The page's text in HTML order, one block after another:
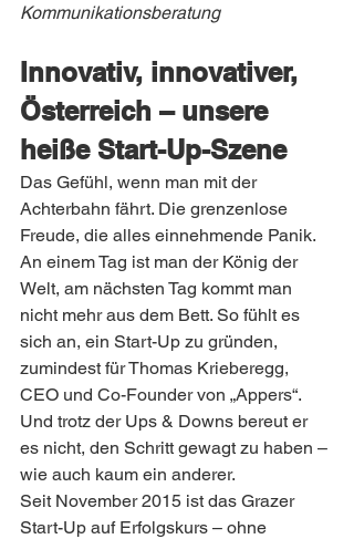
Kommunikationsberatung
Innovativ, innovativer,
Österreich – unsere
heiße Start-Up-Szene
Das Gefühl, wenn man mit der
Achterbahn fährt. Die grenzenlose
Freude, die alles einnehmende Panik.
An einem Tag ist man der König der
Welt, am nächsten Tag kommt man
nicht mehr aus dem Bett. So fühlt es
sich an, ein Start-Up zu gründen,
zumindest für Thomas Krieberegg,
CEO und Co-Founder von „Appers“.
Und trotz der Ups & Downs bereut er
es nicht, den Schritt gewagt zu haben –
wie auch kaum ein anderer.
Seit November 2015 ist das Grazer
Start-Up auf Erfolgskurs – ohne